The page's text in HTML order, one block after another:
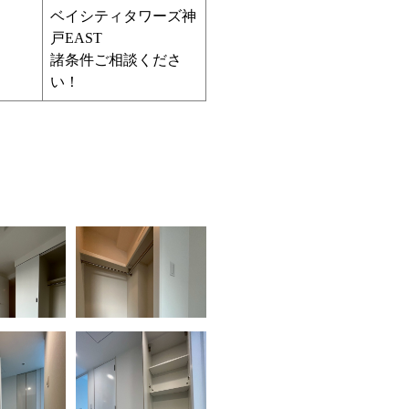
ベイシティタワーズ神
戸EAST
諸条件ご相談くださ
い！